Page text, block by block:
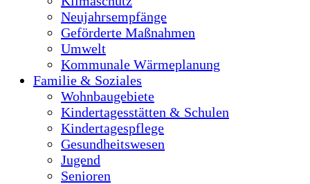
Neujahrsempfänge
Geförderte Maßnahmen
Umwelt
Kommunale Wärmeplanung
Familie & Soziales
Wohnbaugebiete
Kindertagesstätten & Schulen
Kindertagespflege
Gesundheitswesen
Jugend
Senioren